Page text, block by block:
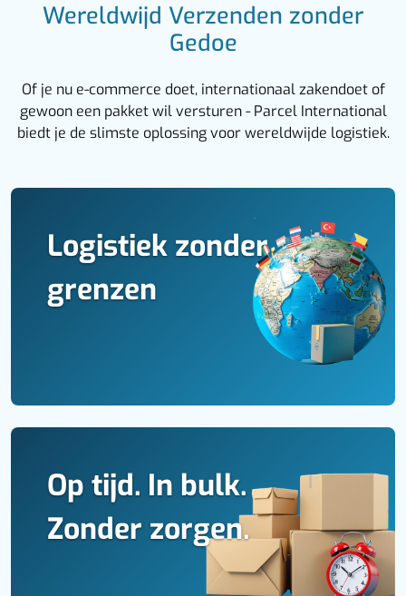
Wereldwijd Verzenden zonder
Gedoe
Of je nu e-commerce doet, internationaal zakendoet of
gewoon een pakket wil versturen - Parcel International
biedt je de slimste oplossing voor wereldwijde logistiek.
Logistiek zonder
grenzen
Op tijd. In bulk.
Zonder zorgen.